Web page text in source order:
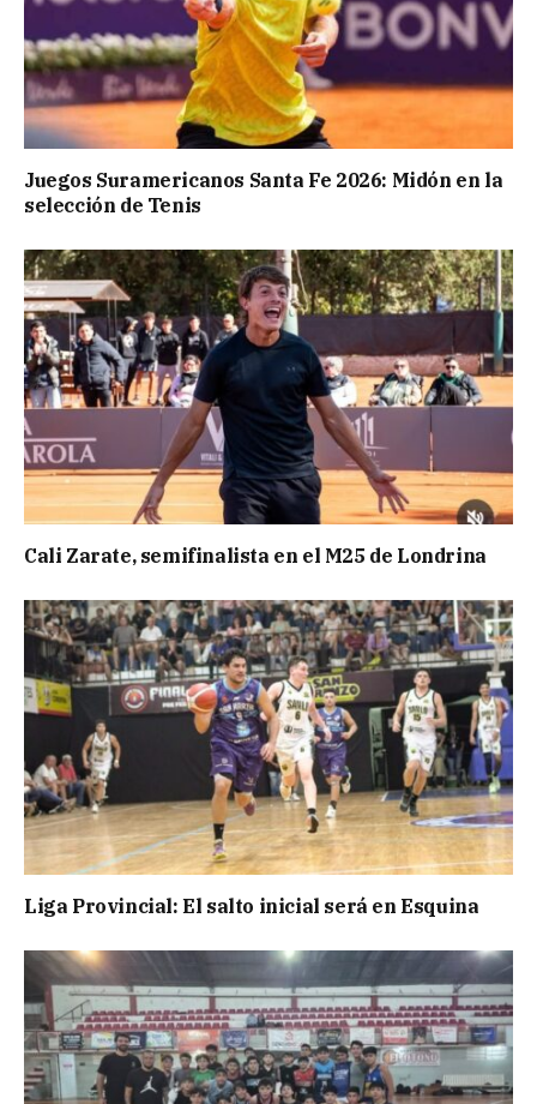
Juegos Suramericanos Santa Fe 2026: Midón en la
selección de Tenis
Cali Zarate, semifinalista en el M25 de Londrina
Liga Provincial: El salto inicial será en Esquina